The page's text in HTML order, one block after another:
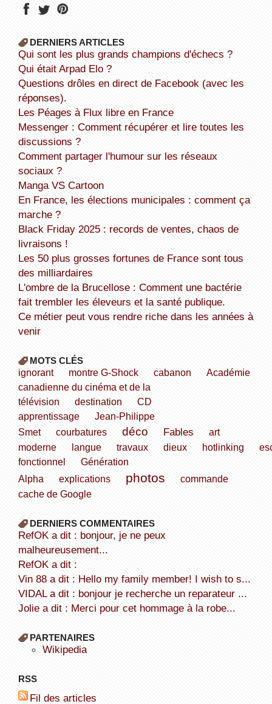
DERNIERS ARTICLES
Qui sont les plus grands champions d'échecs ?
Qui était Arpad Elo ?
Questions drôles en direct de Facebook (avec les
réponses).
Les Péages à Flux libre en France
Messenger : Comment récupérer et lire toutes les
discussions ?
Comment partager l'humour sur les réseaux
sociaux ?
Manga VS Cartoon
En France, les élections municipales : comment ça
marche ?
Black Friday 2025 : records de ventes, chaos de
livraisons !
Les 50 plus grosses fortunes de France sont tous
des milliardaires
L'ombre de la Brucellose : Comment une bactérie
fait trembler les éleveurs et la santé publique.
Ce métier peut vous rendre riche dans les années à
venir
MOTS CLÉS
ignorant montre G-Shock cabanon
Académie
canadienne du cinéma et de la
télévision
destination
CD
apprentissage
Jean-Philippe
Smet
courbatures déco Fables
art
moderne
langue travaux dieux hotlinking
fonctionnel
Génération
Alpha
explications photos
commande
cache de Google
DERNIERS COMMENTAIRES
refOK a dit : bonjour, je ne peux
malheureusement...
refOK a dit :
Vin 88 a dit : Hello my family member! I wish to s...
VIDAL a dit : bonjour je recherche un reparateur ...
Jolie a dit : Merci pour cet hommage à la robe...
PARTENAIRES
wikipedia
RSS
Fil des articles